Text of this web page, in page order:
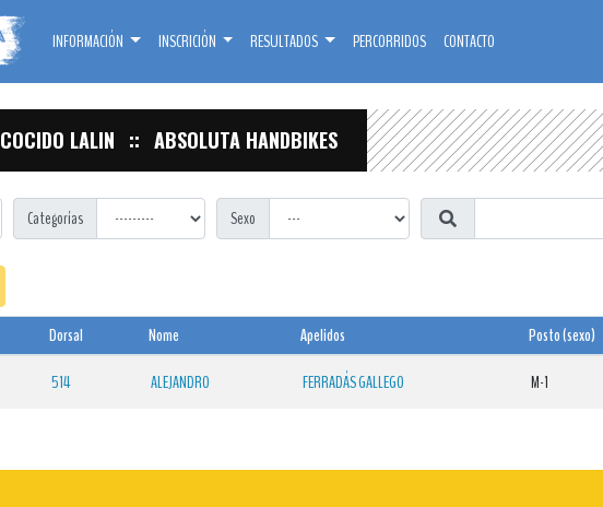
INFORMACIÓN INSCRICIÓN RESULTADOS PERCORRIDOS CONTACTO
COCIDO LALIN ABSOLUTA HANDBIKES
Categorías Sexo
Dorsal Nome Apelidos Posto (sexo)
514 ALEJANDRO FERRADÁS GALLEGO M-1